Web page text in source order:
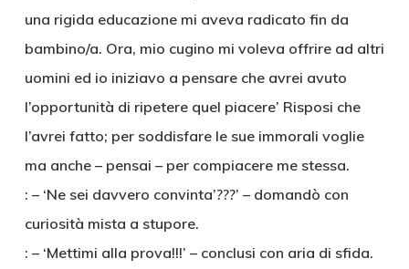
una rigida educazione mi aveva radicato fin da
bambino/a. Ora, mio cugino mi voleva offrire ad altri
uomini ed io iniziavo a pensare che avrei avuto
l’opportunità di ripetere quel piacere’ Risposi che
l’avrei fatto; per soddisfare le sue immorali voglie
ma anche – pensai – per compiacere me stessa.
: – ‘Ne sei davvero convinta’???’ – domandò con
curiosità mista a stupore.
: – ‘Mettimi alla prova!!!’ – conclusi con aria di sfida.